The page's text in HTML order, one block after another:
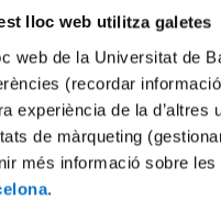
lloc web utilitza galetes
web de la Universitat de
(recordar
experiència de la
de màrqueting
més informació sobre
.